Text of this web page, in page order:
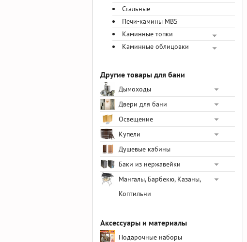
Стальные
Печи-камины MBS
Каминные топки
Каминные облицовки
Другие товары для бани
Дымоходы
Двери для бани
Освещение
Купели
Душевые кабины
Баки из нержавейки
Мангалы, Барбекю, Казаны,
Коптильни
Аксессуары и материалы
Подарочные наборы